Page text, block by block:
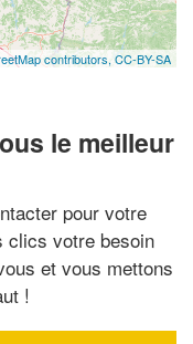
contributors, CC-BY-SA
le meilleur
pour votre
clics votre besoin
et vous mettons
!